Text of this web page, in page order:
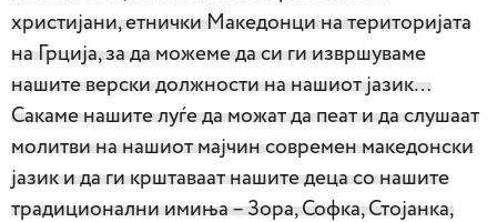
христијани, етнички Македонци на територијата
на Грција, за да можеме да си ги извршуваме
нашите верски должности на нашиот јазик…
Сакаме нашите луѓе да можат да пеат и да слушаат
молитви на нашиот мајчин современ македонски
јазик и да ги крштаваат нашите деца со нашите
традиционални имиња – Зора, Софка, Стојанка,